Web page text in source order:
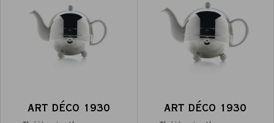
ART DÉCO 1930 ART DÉCO 1930